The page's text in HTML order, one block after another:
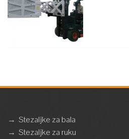
→ Stezaljke za bala
→ Stezaljke za ruku